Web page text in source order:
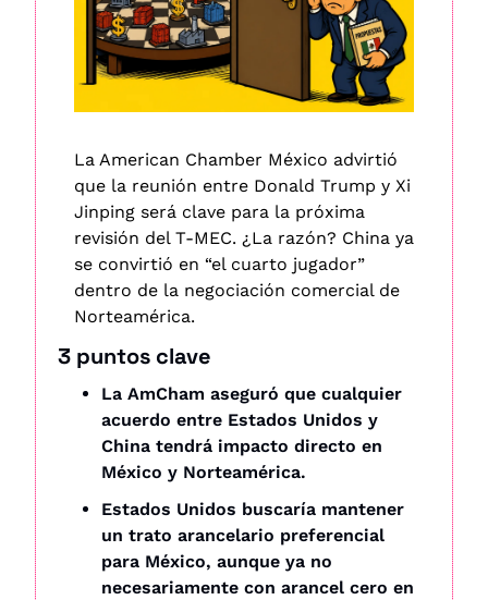
La American Chamber México advirtió
que la reunión entre Donald Trump y Xi
Jinping será clave para la próxima
revisión del T-MEC. ¿La razón? China ya
se convirtió en “el cuarto jugador”
dentro de la negociación comercial de
Norteamérica.
3 puntos clave
La AmCham aseguró que cualquier
acuerdo entre Estados Unidos y
China tendrá impacto directo en
México y Norteamérica.
Estados Unidos buscaría mantener
un trato arancelario preferencial
para México, aunque ya no
necesariamente con arancel cero en